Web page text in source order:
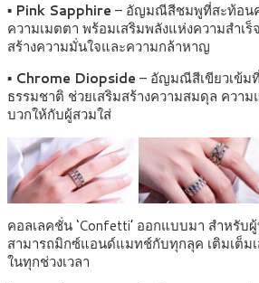
▪ Pink Sapphire – อัญมณีสีชมพูที่สะท้อน
ความเมตตา พร้อมเสริมพลังแห่งความสำเ
สร้างความมั่นใจและความกล้าหาญ
▪ Chrome Diopside – อัญมณีสีเขียวเข้ม
ธรรมชาติ ช่วยเสริมสร้างความสมดุล ความ
บวกให้กับผู้สวมใส่
คอลเลคชั่น ‘Confetti’ ออกแบบมา สำหรับ
สามารถมิกซ์แอนด์แมทช์กับทุกลุค เติมเต็ม
ในทุกช่วงเวลา